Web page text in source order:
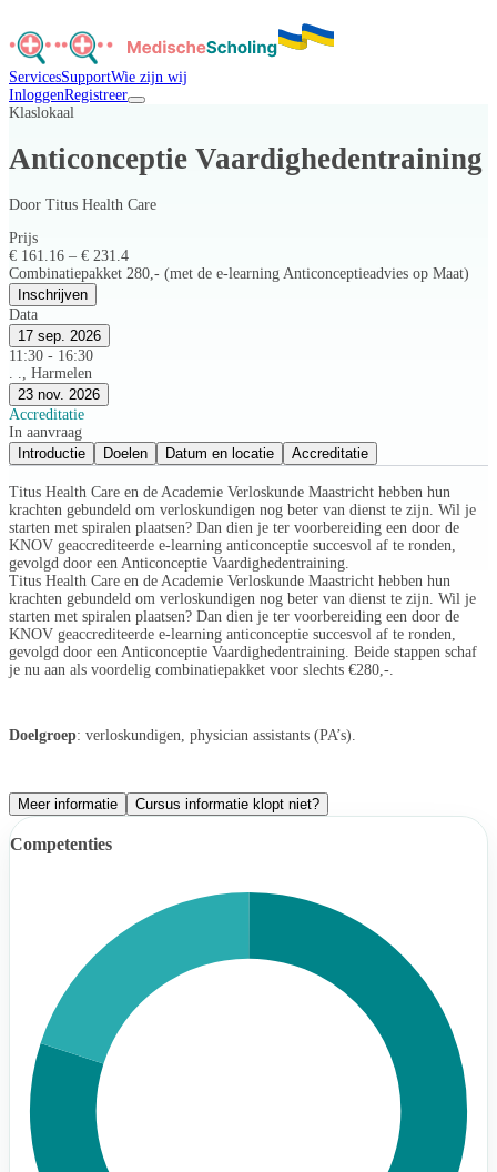
ServicesSupportWie zijn wij
InloggenRegistreer
Klaslokaal
Anticonceptie Vaardighedentraining
Door Titus Health Care
Prijs
€ 161.16 – € 231.4
Combinatiepakket 280,- (met de e-learning Anticonceptieadvies op Maat)
Inschrijven
Data
17 sep. 2026
11:30 - 16:30
. ., Harmelen
23 nov. 2026
Accreditatie
In aanvraag
Introductie
Doelen Datum en locatie Accreditatie
Titus Health Care en de Academie Verloskunde Maastricht hebben hun
krachten gebundeld om verloskundigen nog beter van dienst te zijn. Wil je
starten met spiralen plaatsen? Dan dien je ter voorbereiding een door de
KNOV geaccrediteerde e-learning anticonceptie succesvol af te ronden,
gevolgd door een Anticonceptie Vaardighedentraining.
Titus Health Care en de Academie Verloskunde Maastricht hebben hun
krachten gebundeld om verloskundigen nog beter van dienst te zijn. Wil je
starten met spiralen plaatsen? Dan dien je ter voorbereiding een door de
KNOV geaccrediteerde e-learning anticonceptie succesvol af te ronden,
gevolgd door een Anticonceptie Vaardighedentraining. Beide stappen schaf
je nu aan als voordelig combinatiepakket voor slechts €280,-.
Doelgroep: verloskundigen, physician assistants (PA’s).
Meer informatie Cursus informatie klopt niet?
Competenties